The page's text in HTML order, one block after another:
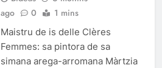
ago
0 1 mins
Maistru de is delle Clères
Femmes: sa pintora de sa
simana arega-arromana Màrtzia